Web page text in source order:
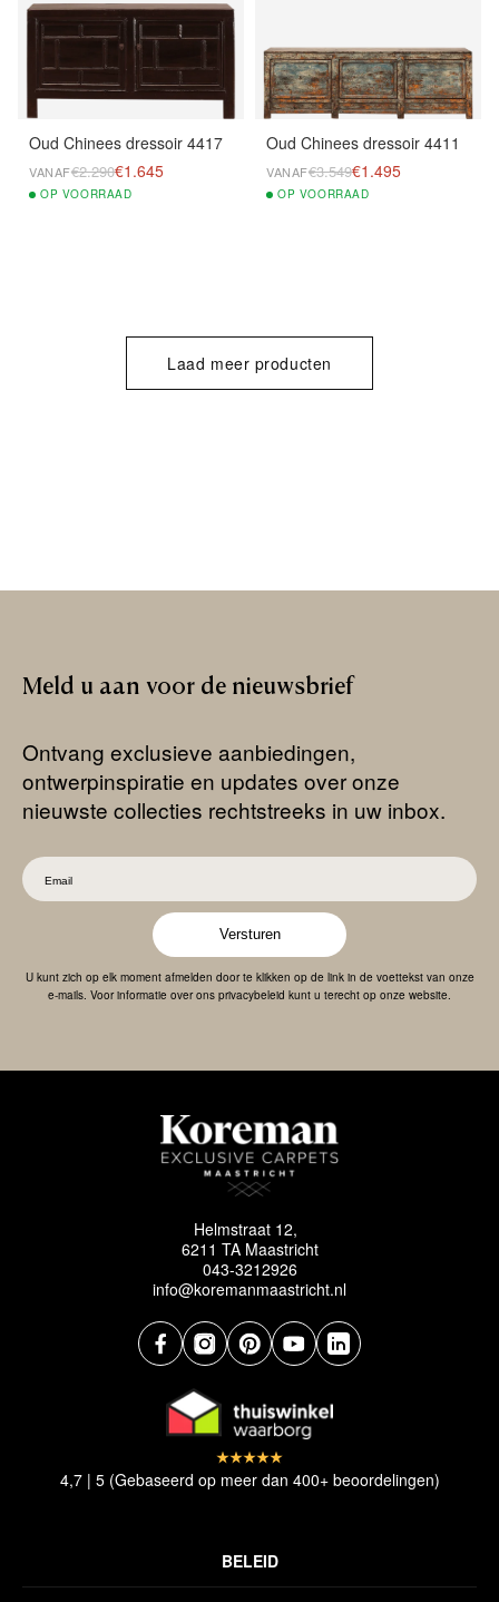
Oud Chinees dressoir 4417
VANAF€2.290€1.645
OP VOORRAAD
Oud Chinees dressoir 4411
VANAF€3.549€1.495
OP VOORRAAD
Laad meer producten
Meld u aan voor de nieuwsbrief
Ontvang exclusieve aanbiedingen,
ontwerpinspiratie en updates over onze
nieuwste collecties rechtstreeks in uw inbox.
Versturen
U kunt zich op elk moment afmelden door te klikken op de link in de voettekst van onze
e-mails. Voor informatie over ons privacybeleid kunt u terecht op onze website.
Helmstraat 12,
6211 TA Maastricht
043-3212926
info@koremanmaastricht.nl
BELEID
4,7 | 5 (Gebaseerd op meer dan 400+ beoordelingen)